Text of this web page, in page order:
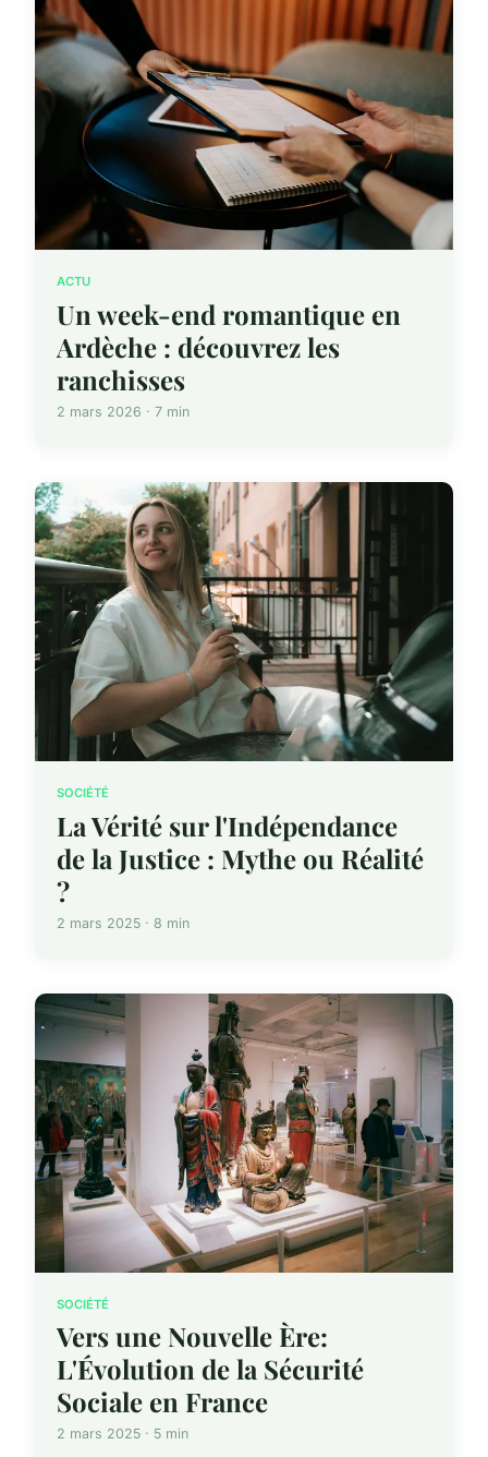
ACTU
Un week-end romantique en
Ardèche : découvrez les
ranchisses
2 mars 2026 · 7 min
SOCIÉTÉ
La Vérité sur l'Indépendance
de la Justice : Mythe ou Réalité
?
2 mars 2025 · 8 min
SOCIÉTÉ
Vers une Nouvelle Ère:
L'Évolution de la Sécurité
Sociale en France
2 mars 2025 · 5 min